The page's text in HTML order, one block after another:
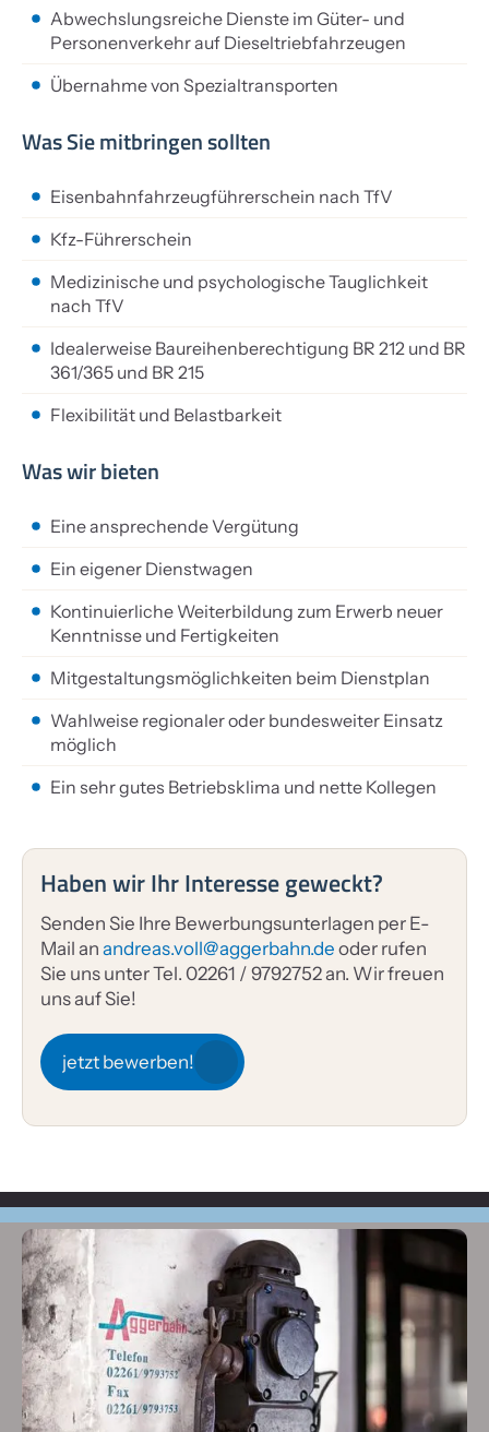
Abwechslungsreiche Dienste im Güter- und
Personenverkehr auf Dieseltriebfahrzeugen
Übernahme von Spezialtransporten
Was Sie mitbringen sollten
Eisenbahnfahrzeugführerschein nach TfV
Kfz-Führerschein
Medizinische und psychologische Tauglichkeit
nach TfV
Idealerweise Baureihenberechtigung BR 212 und BR
361/365 und BR 215
Flexibilität und Belastbarkeit
Was wir bieten
Eine ansprechende Vergütung
Ein eigener Dienstwagen
Kontinuierliche Weiterbildung zum Erwerb neuer
Kenntnisse und Fertigkeiten
Mitgestaltungsmöglichkeiten beim Dienstplan
Wahlweise regionaler oder bundesweiter Einsatz
möglich
Ein sehr gutes Betriebsklima und nette Kollegen
Haben wir Ihr Interesse geweckt?
Senden Sie Ihre Bewerbungsunterlagen per E-
Mail an andreas.voll@aggerbahn.de oder rufen
Sie uns unter Tel. 02261 / 9792752 an. Wir freuen
uns auf Sie!
jetzt bewerben!